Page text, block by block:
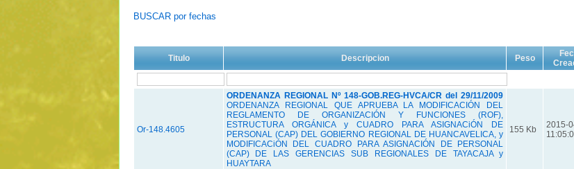
BUSCAR por fechas
Titulo Descripcion Peso
Or-148.4605
ORDENANZA REGIONAL Nº 148-GOB.REG-HVCA/CR del 29/11/2009
ORDENANZA REGIONAL QUE APRUEBA LA MODIFICACIÓN DEL
REGLAMENTO DE ORGANIZACIÓN Y FUNCIONES (ROF),
ESTRUCTURA ORGÁNICA y CUADRO PARA ASIGNACiÓN DE
PERSONAL (CAP) DEL GOBIERNO REGIONAL DE HUANCAVELICA, y
MODIFICACiÓN DEL CUADRO PARA ASIGNACIÓN DE PERSONAL
(CAP) DE LAS GERENCIAS SUB REGIONALES DE TAYACAJA y
HUAYTARA
155 Kb
2015-